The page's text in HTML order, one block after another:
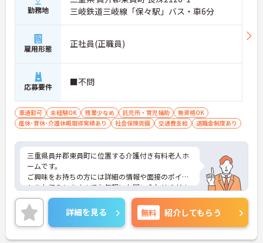
勤務地
三岐鉄道三岐線「保々駅」バス・車6分
雇用形態 正社員(正職員)
応募要件 ■不問
車通勤可 未経験OK 残業少なめ 託児所・育児補助
無資格OK
産休･育休･介護休暇取得実績あり
社会保険完備 交通費支給 退職金制度あり
三重県員弁郡東員町に位置する介護付き有料老人ホ
ームです。
ご興味をお持ちの方には詳細の情報や面接のポイン
トをお伝えしますのでお気軽にお問い合わせくださ
いませ。
詳細を見る 無料 紹介してもらう